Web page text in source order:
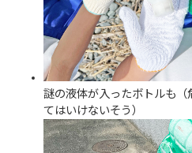
謎の液体が入ったボトルも
てはいけないそう）